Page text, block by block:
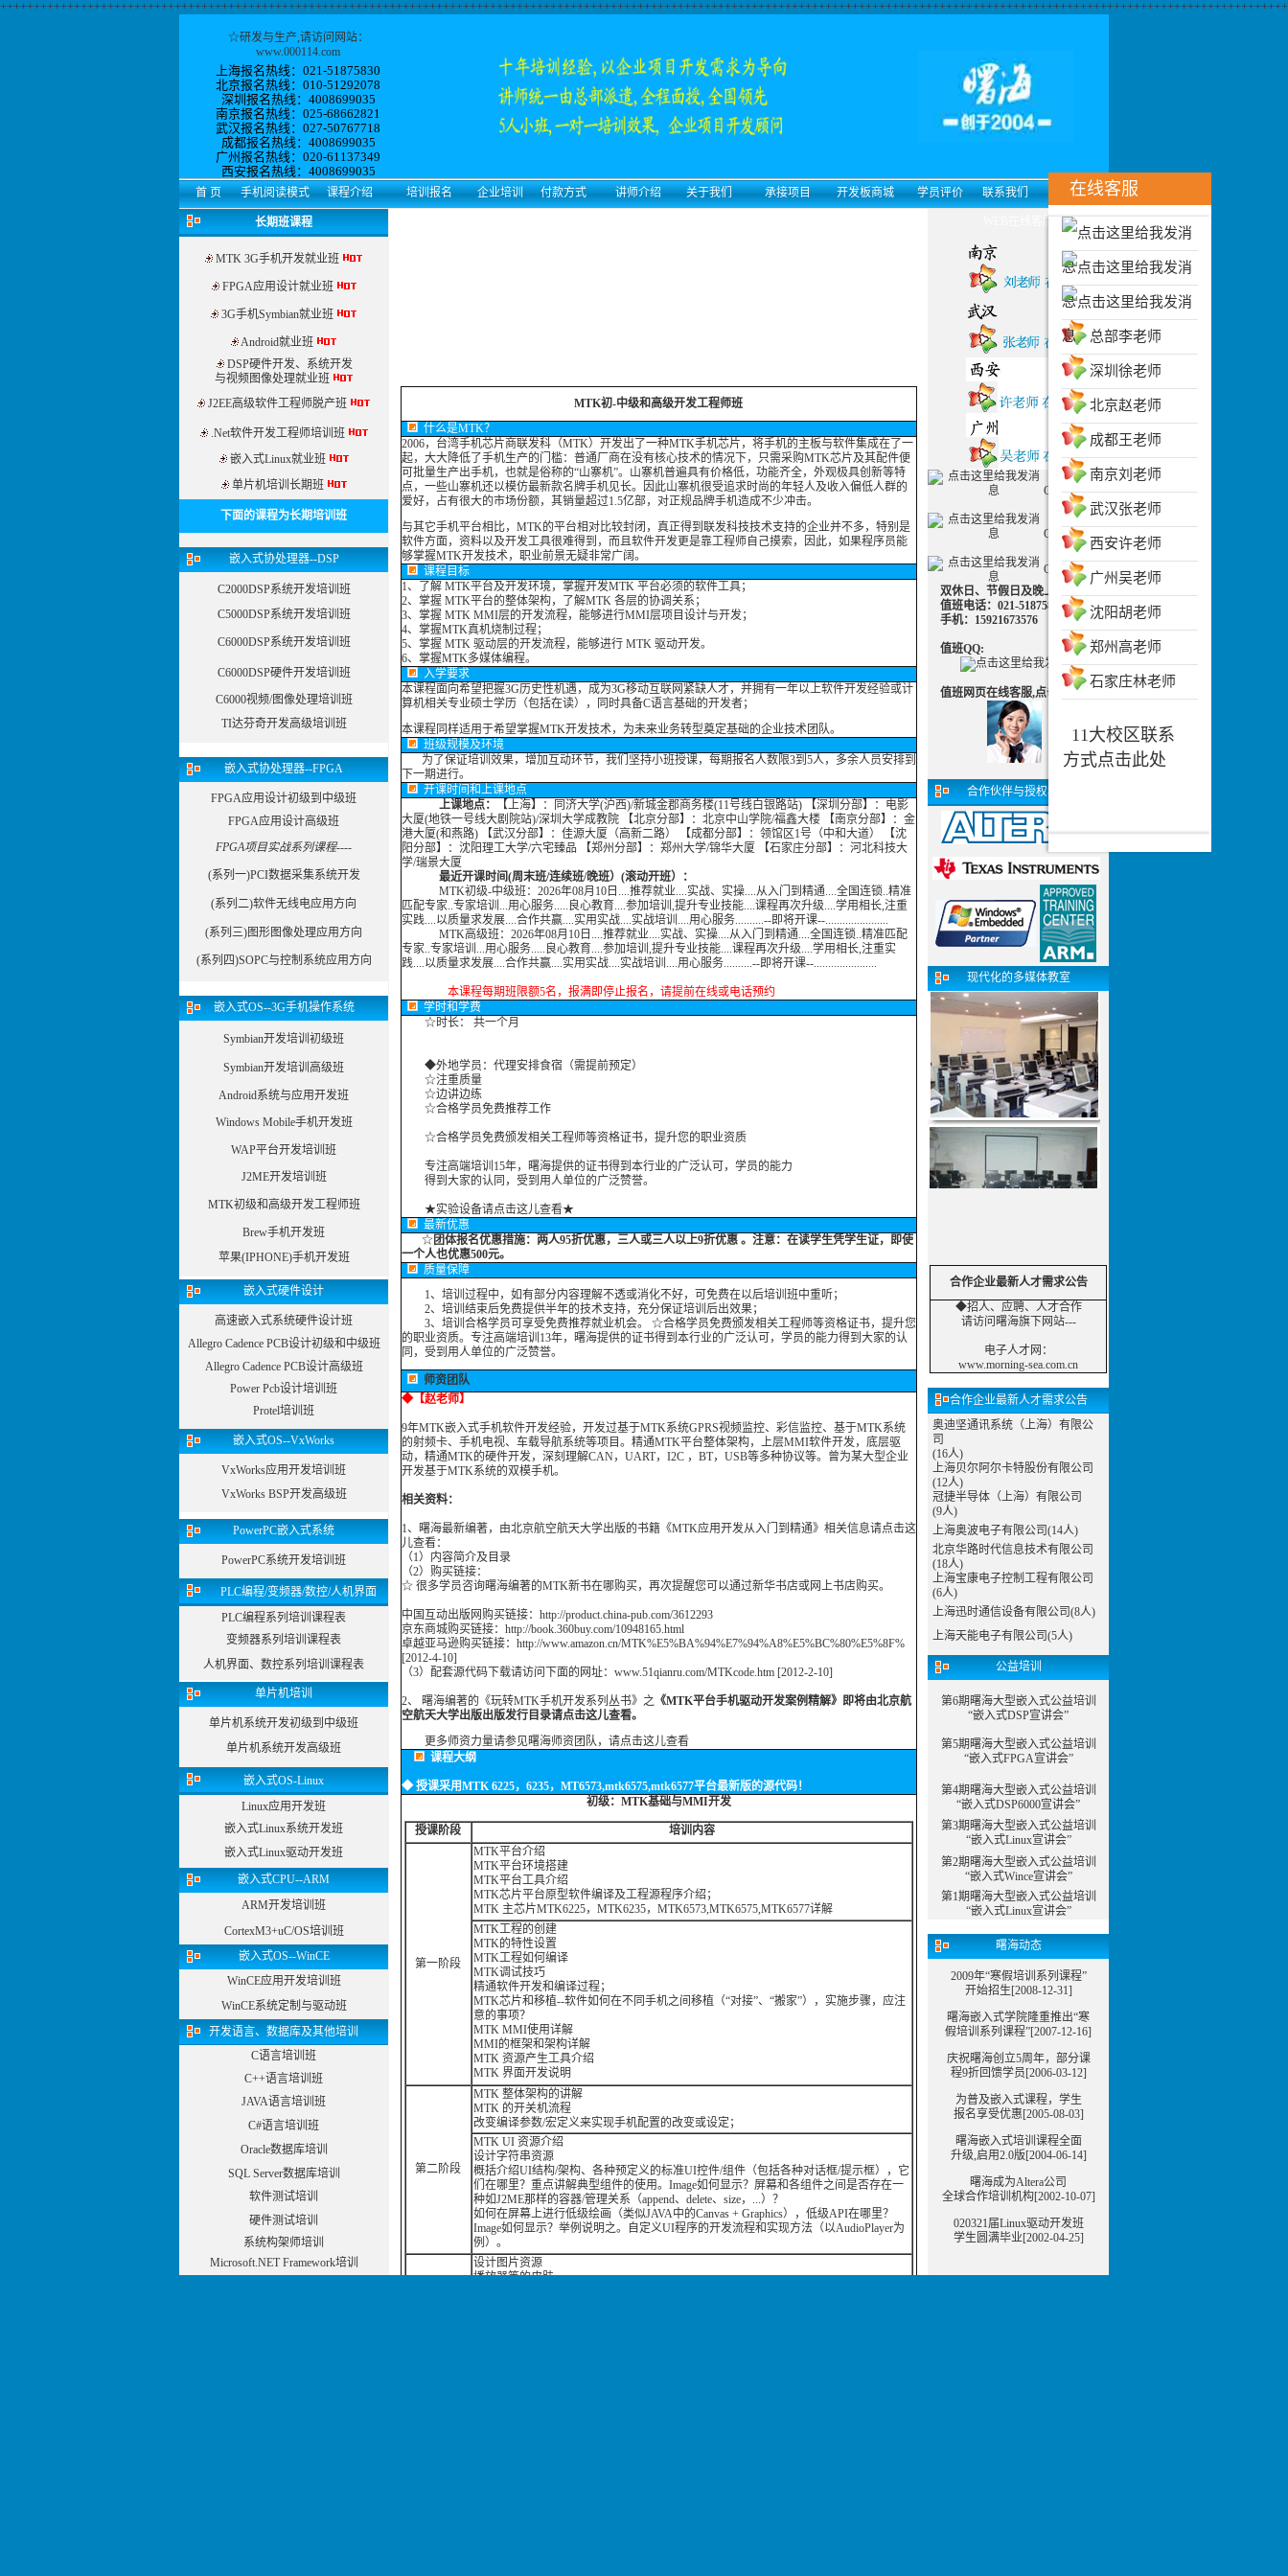
☆研发与生产,请访问网站：
www.000114.com
上海报名热线：021-51875830
北京报名热线：010-51292078
深圳报名热线：4008699035
南京报名热线：025-68662821
武汉报名热线：027-50767718
成都报名热线：4008699035
广州报名热线： 020-61137349
西安报名热线： 4008699035
首 页 手机阅读模式 课程介绍 培训报名 企业培训 付款方式 讲师介绍 关于我们 承接项目 开发板商城 学员评价 联系我们
长期班课程
MTK 3G手机开发就业班
FPGA应用设计就业班
3G手机Symbian就业班
Android就业班
DSP硬件开发、系统开发
与视频图像处理就业班
J2EE高级软件工程师脱产班
.Net软件开发工程师培训班
嵌入式Linux就业班
单片机培训长期班
下面的课程为长期培训班
嵌入式协处理器--DSP
C2000DSP系统开发培训班
C5000DSP系统开发培训班
C6000DSP系统开发培训班
C6000DSP硬件开发培训班
C6000视频/图像处理培训班
TI达芬奇开发高级培训班
嵌入式协处理器--FPGA
FPGA应用设计初级到中级班
FPGA应用设计高级班
FPGA项目实战系列课程----
(系列一)PCI数据采集系统开发
(系列二)软件无线电应用方向
(系列三)图形图像处理应用方向
(系列四)SOPC与控制系统应用方向
嵌入式OS--3G手机操作系统
Symbian开发培训初级班
Symbian开发培训高级班
Android系统与应用开发班
Windows Mobile手机开发班
WAP平台开发培训班
J2ME开发培训班
MTK初级和高级开发工程师班
Brew手机开发班
苹果(IPHONE)手机开发班
嵌入式硬件设计
高速嵌入式系统硬件设计班
Allegro Cadence PCB设计初级和中级班
Allegro Cadence PCB设计高级班
Power Pcb设计培训班
Protel培训班
嵌入式OS--VxWorks
VxWorks应用开发培训班
VxWorks BSP开发高级班
PowerPC嵌入式系统
PowerPC系统开发培训班
PLC编程/变频器/数控/人机界面
PLC编程系列培训课程表
变频器系列培训课程表
人机界面、数控系列培训课程表
单片机培训
单片机系统开发初级到中级班
单片机系统开发高级班
嵌入式OS-Linux
Linux应用开发班
嵌入式Linux系统开发班
嵌入式Linux驱动开发班
嵌入式CPU--ARM
ARM开发培训班
CortexM3+uC/OS培训班
嵌入式OS--WinCE
WinCE应用开发培训班
WinCE系统定制与驱动班
开发语言、数据库及其他培训
C语言培训班
C++语言培训班
JAVA语言培训班
C#语言培训班
Oracle数据库培训
SQL Server数据库培训
软件测试培训
硬件测试培训
系统构架师培训
Microsoft.NET Framework培训
QQ客服一
QQ客服二
QQ客服三
双休日、节假日及晚上可致电
值班电话：021-51875830 值班
手机：15921673576
值班QQ:
值班网页在线客服,点击交谈：
合作伙伴与授权机构
现代化的多媒体教室
合作企业最新人才需求公告
◆招人、应聘、人才合作
请访问曙海旗下网站---
电子人才网 ：
www.morning-sea.com.cn
合作企业最新人才需求公告
奥迪坚通讯系统（上海）有限公
司
(16人)
上海贝尔阿尔卡特股份有限公司
(12人)
冠捷半导体（上海）有限公司
(9人)
上海奥波电子有限公司(14人)
北京华路时代信息技术有限公司
(18人)
上海宝康电子控制工程有限公司
(6人)
上海迅时通信设备有限公司(8人)
上海天能电子有限公司(5人)
公益培训
第6期曙海大型嵌入式公益培训
“嵌入式DSP宣讲会”
第5期曙海大型嵌入式公益培训
“嵌入式FPGA宣讲会”
第4期曙海大型嵌入式公益培训
“嵌入式DSP6000宣讲会”
第3期曙海大型嵌入式公益培训
“嵌入式Linux宣讲会”
第2期曙海大型嵌入式公益培训
“嵌入式Wince宣讲会”
第1期曙海大型嵌入式公益培训
“嵌入式Linux宣讲会”
曙海动态
2009年“寒假培训系列课程”
开始招生[2008-12-31]
曙海嵌入式学院隆重推出“寒
假培训系列课程”[2007-12-16]
庆祝曙海创立5周年，部分课
程9折回馈学员[2006-03-12]
为普及嵌入式课程，学生
报名享受优惠[2005-08-03]
曙海嵌入式培训课程全面
升级,启用2.0版[2004-06-14]
曙海成为Altera公司
全球合作培训机构[2002-10-07]
020321届Linux驱动开发班
学生圆满毕业[2002-04-25]
MTK初-中级和高级开发工程师班
什么是MTK？
2006，台湾手机芯片商联发科（MTK）开发出了一种MTK手机芯片，将手机的主板与软件集成在了一
起，大大降低了手机生产的门槛：普通厂商在没有核心技术的情况下，只需采购MTK芯片及其配件便
可批量生产出手机，也就是俗称的“山寨机”。山寨机普遍具有价格低，功能齐全，外观极具创新等特
点，一些山寨机还以模仿最新款名牌手机见长。因此山寨机很受追求时尚的年轻人及收入偏低人群的
爱好，占有很大的市场份额，其销量超过1.5亿部，对正规品牌手机造成不少冲击。
与其它手机平台相比，MTK的平台相对比较封闭，真正得到联发科技技术支持的企业并不多，特别是
软件方面，资料以及开发工具很难得到，而且软件开发更是靠工程师自己摸索，因此，如果程序员能
够掌握MTK开发技术，职业前景无疑非常广阔。
课程目标
1、了解 MTK平台及开发环境，掌握开发MTK 平台必须的软件工具；
2、掌握 MTK平台的整体架构，了解MTK 各层的协调关系；
3、掌握 MTK MMI层的开发流程，能够进行MMI层项目设计与开发；
4、掌握MTK真机烧制过程；
5、掌握 MTK 驱动层的开发流程，能够进行 MTK 驱动开发。
6、掌握MTK多媒体编程。
入学要求
本课程面向希望把握3G历史性机遇，成为3G移动互联网紧缺人才，并拥有一年以上软件开发经验或计
算机相关专业硕士学历（包括在读），同时具备C语言基础的开发者；
本课程同样适用于希望掌握MTK开发技术，为未来业务转型奠定基础的企业技术团队。
班级规模及环境
为了保证培训效果，增加互动环节，我们坚持小班授课，每期报名人数限3到5人，多余人员安排到
下一期进行。
开课时间和上课地点
上课地点：
【上海】：同济大学(沪西)/新城金郡商务楼(11号线白银路站) 【深圳分部】：电影
大厦(地铁一号线大剧院站)/深圳大学成教院 【北京分部】：北京中山学院/福鑫大楼 【南京分部】：金
港大厦(和燕路) 【武汉分部】：佳源大厦（高新二路） 【成都分部】：领馆区1号（中和大道） 【沈
阳分部】：沈阳理工大学/六宅臻品 【郑州分部】：郑州大学/锦华大厦 【石家庄分部】：河北科技大
学/瑞景大厦
最近开课时间(周末班/连续班/晚班）(滚动开班）：
MTK初级-中级班：2026年08月10日....推荐就业....实战、实操....从入门到精通....全国连锁..精准
匹配专家..专家培训...用心服务.....良心教育....参加培训,提升专业技能....课程再次升级....学用相长,注重
实践....以质量求发展....合作共赢....实用实战....实战培训....用心服务..........--即将开课--......................
MTK高级班：2026年08月10日....推荐就业....实战、实操....从入门到精通....全国连锁..精准匹配
专家..专家培训...用心服务.....良心教育....参加培训,提升专业技能....课程再次升级....学用相长,注重实
践....以质量求发展....合作共赢....实用实战....实战培训....用心服务..........--即将开课--......................
本课程每期班限额5名，报满即停止报名，请提前在线或电话预约
学时和学费
☆时长： 共一个月
◆外地学员：代理安排食宿（需提前预定）
☆注重质量
☆边讲边练
☆合格学员免费推荐工作
☆合格学员免费颁发相关工程师等资格证书，提升您的职业资质
专注高端培训15年，曙海提供的证书得到本行业的广泛认可，学员的能力
得到大家的认同，受到用人单位的广泛赞誉。
★实验设备请点击这儿查看★
最新优惠
☆ 团体报名优惠措施： 两人95折优惠，三人或三人以上9折优惠 。注意：在读学生凭学生证，即使
一个人也优惠500元。
质量保障
1、培训过程中，如有部分内容理解不透或消化不好，可免费在以后培训班中重听；
2、培训结束后免费提供半年的技术支持，充分保证培训后出效果；
3、培训合格学员可享受免费推荐就业机会。 ☆合格学员免费颁发相关工程师等资格证书，提升您
的职业资质。专注高端培训13年，曙海提供的证书得到本行业的广泛认可，学员的能力得到大家的认
同，受到用人单位的广泛赞誉。
师资团队
◆【赵老师】
9年MTK嵌入式手机软件开发经验，开发过基于MTK系统GPRS视频监控、彩信监控、基于MTK系统
的射频卡、手机电视、车载导航系统等项目。精通MTK平台整体架构，上层MMI软件开发，底层驱
动，精通MTK的硬件开发，深刻理解CAN，UART，I2C ，BT，USB等多种协议等。曾为某大型企业
开发基于MTK系统的双模手机。
相关资料：
1、曙海最新编著，由北京航空航天大学出版的书籍《MTK应用开发从入门到精通》相关信息请点击这
儿查看：
（1）
内容简介及目录
（2）购买链接：
☆ 很多学员咨询曙海编著的MTK新书在哪购买，再次提醒您可以通过新华书店或网上书店购买。
中国互动出版网购买链接：http://product.china-pub.com/3612293
京东商城购买链接：http://book.360buy.com/10948165.html
卓越亚马逊购买链接：http://www.amazon.cn/MTK%E5%BA%94%E7%94%A8%E5%BC%80%E5%8F%
[2012-4-10]
（3）配套源代码下载请访问下面的网址： www.51qianru.com/MTKcode.htm[2012-2-10]
2、 曙海编著的《玩转MTK手机开发系列丛书》之《MTK平台手机驱动开发案例精解》即将由北京航
空航天大学出版出版发行目录请点击这儿查看。
更多师资力量请参见曙海师资团队，请点击这儿查看
课程大纲
◆ 授课采用MTK 6225，6235，MT6573,mtk6575,mtk6577平台最新版的源代码！
初级：MTK基础与MMI开发
授课阶段 培训内容
第一阶段
MTK平台介绍
MTK平台环境搭建
MTK平台工具介绍
MTK芯片平台原型软件编译及工程源程序介绍；
MTK 主芯片MTK6225，MTK6235，MTK6573,MTK6575,MTK6577详解
MTK工程的创建
MTK的特性设置
MTK工程如何编译
MTK调试技巧
精通软件开发和编译过程；
MTK芯片和移植--软件如何在不同手机之间移植（“对接”、“搬家”），实施步骤，应注
意的事项？
MTK MMI使用详解
MMI的框架和架构详解
MTK 资源产生工具介绍
MTK 界面开发说明
第二阶段
MTK 整体架构的讲解
MTK 的开关机流程
改变编译参数/宏定义来实现手机配置的改变或设定；
MTK UI 资源介绍
设计字符串资源
概括介绍UI结构/架构、各种预定义的标准UI控件/组件（包括各种对话框/提示框），它
们在哪里？重点讲解典型组件的使用。Image如何显示？屏幕和各组件之间是否存在一
种如J2ME那样的容器/管理关系（append、delete、size，...）？
如何在屏幕上进行低级绘画（类似JAVA中的Canvas + Graphics），低级API在哪里？
Image如何显示？举例说明之。自定义UI程序的开发流程和实现方法（以AudioPlayer为
例）。
设计图片资源
播放器等的皮肤
在线客服
总部李老师
深圳徐老师
北京赵老师
成都王老师
南京刘老师
武汉张老师
西安许老师
广州吴老师
沈阳胡老师
郑州高老师
石家庄林老师
11大校区联系
方式点击此处